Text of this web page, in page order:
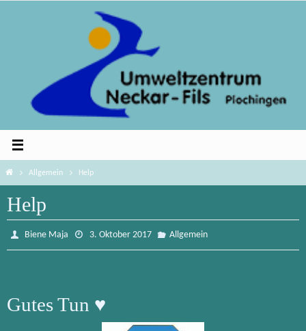
HomeAllgemein Help
Help
Biene Maja 3. Oktober 2017 Allgemein
Gutes Tun ♥